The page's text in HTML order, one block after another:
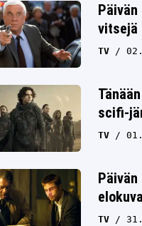
vitsejä
TV
scifi-
TV
TV